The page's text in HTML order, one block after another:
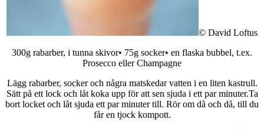
© David Loftus
300g rabarber, i tunna skivor• 75g socker• en flaska bubbel, t.ex.
Prosecco eller Champagne
Lägg rabarber, socker och några matskedar vatten i en liten kastrull.
Sätt på ett lock och låt koka upp för att sen sjuda i ett par minuter.Ta
bort locket och låt sjuda ett par minuter till. Rör om då och då, till du
får en tjock kompott.